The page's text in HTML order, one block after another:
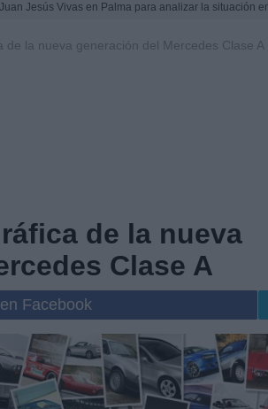
Jesús Vivas en Palma para analizar la situación
y humanitario en Ceuta tras la llegada masiva de
de la nueva generación del Mercedes Clase A
de la nueva
Clase A
Facebook